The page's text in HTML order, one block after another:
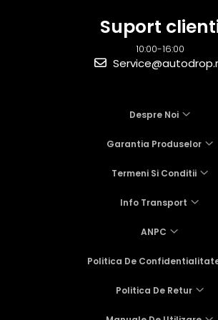
Suport
10:00-16:00
Despre Noi
Garantia Produselor
Termeni Si Conditii
Info Transport
ANPC
Politica De
Politica De Retur